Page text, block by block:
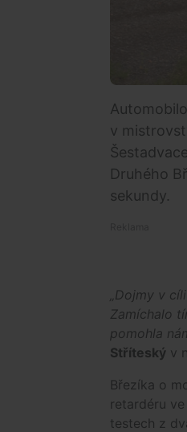
v
Druhého
sekundy.
„Dojmy v
Zamíchalo
pomohla
Stříteský v
Březíka o
retardéru
testech z